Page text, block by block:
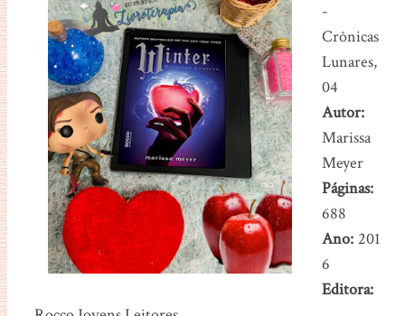
-
Crônicas
Lunares,
04
Autor:
Marissa
Meyer
Páginas:
688
Ano:201
6
Editora: